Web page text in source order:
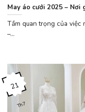
May áo cưới 2025 – Nơi
Tầm quan trọng của việc
–...
21
Th7